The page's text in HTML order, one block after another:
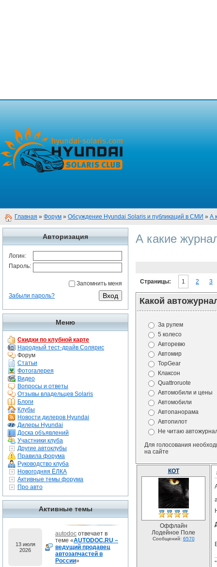
Главная » Форум » Обсуждение Hyundai Solaris и публикаций в СМИ » А
Авторизация
Логин:
Пароль:
Запомнить меня
Забыли пароль?
Меню
Скидки по клубной карте
Народный тест-драйв Солярис
Форум
Статьи
Фотогалерея
Видео
Вопросы и ответы
Отзывы владельцев Solaris
Блоги
Клубы
Новости дилеров Hyundai
Дилеры Hyundai
Доска объявлений
Участники клуба
Другие автоклубы
Правила форума
Руководство клуба
Новогодняя ЁЛКА
Активные темы форума
Про авто
Активные темы
13 июля
2026
autodoc отвечает в
теме «AUTODOC.RU –
ведущий продавец
автозапчастей в
России»
А какие
Страницы: 1 2 3
Какой
За рулем
5 колесо
Авторевю
Автомир
TopGear
Клаксон
Quattroruote
Автомобили и цены
Автомобили
Автопанорама
Автопилот
Не читаю
Для голосования
на сайте
КОТ
Оффлайн
Лодейное Поле
Сообщений: 6570